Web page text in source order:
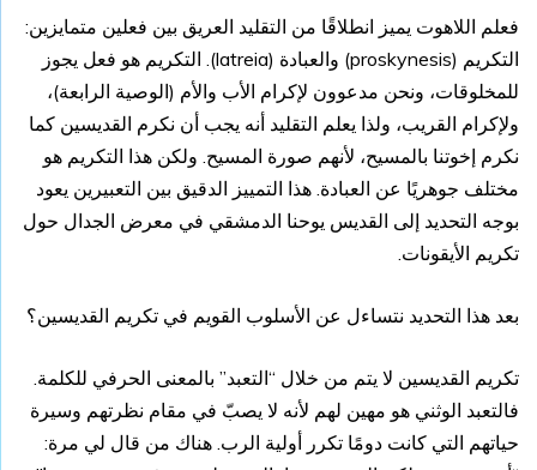
فعلم اللاهوت يميز انطلاقًا من التقليد العريق بين فعلين متمايزين:
التكريم (proskynesis) والعبادة (latreia). التكريم هو فعل يجوز
للمخلوقات، ونحن مدعوون لإكرام الأب والأم (الوصية الرابعة)،
ولإكرام القريب، ولذا يعلم التقليد أنه يجب أن نكرم القديسين كما
نكرم إخوتنا بالمسيح، لأنهم صورة المسيح. ولكن هذا التكريم هو
مختلف جوهريًا عن العبادة. هذا التمييز الدقيق بين التعبيرين يعود
بوجه التحديد إلى القديس يوحنا الدمشقي في معرض الجدال حول
تكريم الأيقونات.
بعد هذا التحديد نتساءل عن الأسلوب القويم في تكريم القديسين؟
تكريم القديسين لا يتم من خلال “التعبد” بالمعنى الحرفي للكلمة.
فالتعبد الوثني هو مهين لهم لأنه لا يصبّ في مقام نظرتهم وسيرة
حياتهم التي كانت دومًا تكرر أولية الرب. هناك من قال لي مرة: